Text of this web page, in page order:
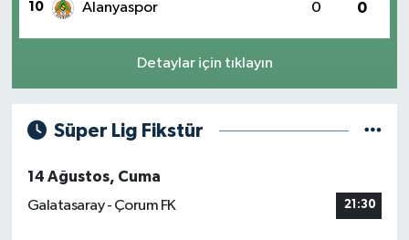
10 Alanyaspor 0 0
Detaylar için tıklayın
Süper Lig Fikstür
14 Ağustos, Cuma
Galatasaray - Çorum FK
21:30